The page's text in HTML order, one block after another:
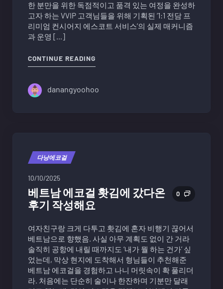
한 분만을 위한 독점적이고 품격 있는 여정을 완성하
고자 하는 VVIP 고객님들을 위해 기획된 ‘1:1 전담 프
리미엄 컨시어지 에스코트 서비스’의 실제 매커니즘
과 운영 […]
CONTINUE READING
danangyoohoo
다낭에코걸
10/10/2025
0
베트남 에코걸 홧김에 갔다온
후기 작성해요
여자친구랑 크게 다투고 홧김에 혼자 비행기 끊어서
베트남으로 향했음. 사실 아무 계획도 없이 간 거라
솔직히 공항에 내릴 때까지도 ‘내가 뭘 하는 건가’ 싶
었는데, 막상 현지에 도착해서 형님들이 추천해준
베트남 에코걸을 경험하고 나니 머릿속이 확 풀리더
라. 처음에는 단순히 술이나 한잔하며 기분만 달래